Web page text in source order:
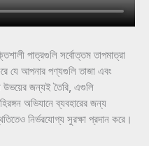
পাত্রগুলি সর্বোত্তম তাপমাত্রা
যে আপনার পণ্যগুলি তাজা এবং
উভয়ের জন্যই তৈরি, এগুলি
অভিযানে ব্যবহারের জন্য
নির্ভরযোগ্য সুরক্ষা প্রদান করে।